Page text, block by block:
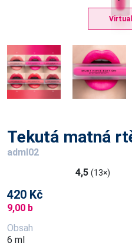
Tekutá matná
adml02
4,5 (13×)
420 Kč
9,00 b
Obsah
6 ml